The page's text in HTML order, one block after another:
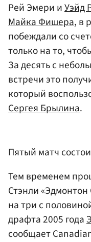
Рей Эмери иУэйд
Майка Фишера, в
побеждали со
только на то,
За десять с
встречи это
который
Сергея Брылина.
Пятый матч
Тем временем
Стэнли
на три с
драфта 2005 года
сообщает